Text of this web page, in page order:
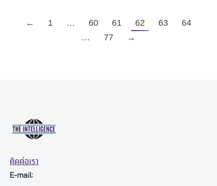
← 1 … 60 61 62 63
64
…
77 →
ติดต่อเรา
E-mail: